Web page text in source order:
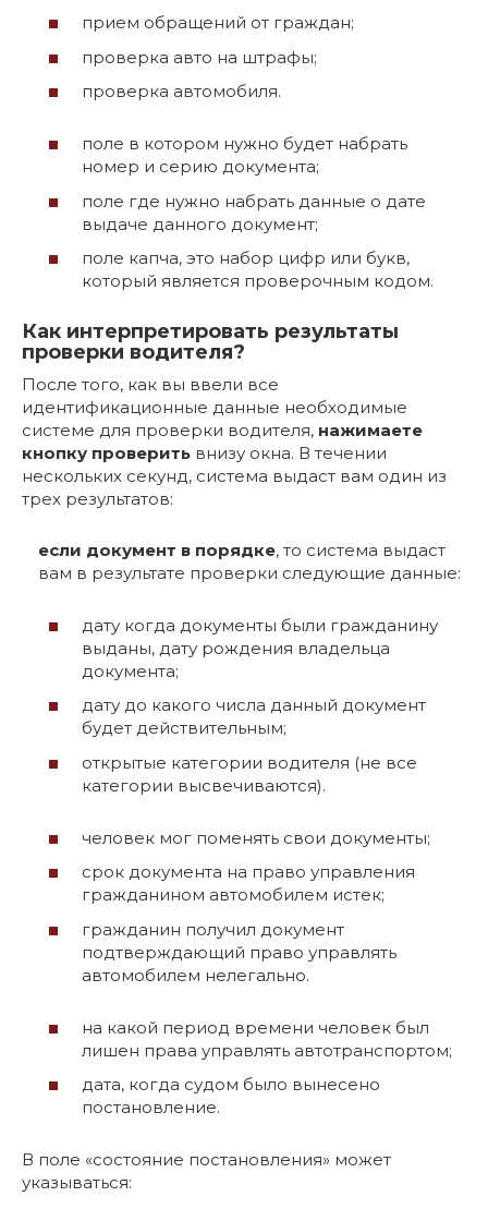
прием обращений от граждан;
проверка авто на штрафы;
проверка автомобиля.
поле в котором нужно будет набрать
номер и серию документа;
поле где нужно набрать данные о дате
выдаче данного документ;
поле капча, это набор цифр или букв,
который является проверочным кодом.
Как интерпретировать результаты
проверки водителя?
После того, как вы ввели все
идентификационные данные необходимые
системе для проверки водителя, нажимаете
кнопку проверить внизу окна. В течении
нескольких секунд, система выдаст вам один из
трех результатов:
если документ в порядке, то система выдаст
вам в результате проверки следующие данные:
дату когда документы были гражданину
выданы, дату рождения владельца
документа;
дату до какого числа данный документ
будет действительным;
открытые категории водителя (не все
категории высвечиваются).
человек мог поменять свои документы;
срок документа на право управления
гражданином автомобилем истек;
гражданин получил документ
подтверждающий право управлять
автомобилем нелегально.
на какой период времени человек был
лишен права управлять автотранспортом;
дата, когда судом было вынесено
постановление.
В поле «состояние постановления» может
указываться: